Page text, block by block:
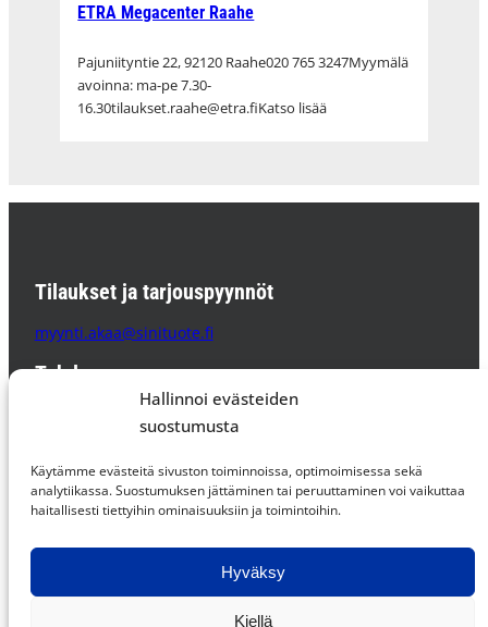
Hallinnoi evästeiden
suostumusta
Käytämme evästeitä sivuston toiminnoissa, optimoimisessa sekä
analytiikassa. Suostumuksen jättäminen tai peruuttaminen voi vaikuttaa
haitallisesti tiettyihin ominaisuuksiin ja toimintoihin.
Hyväksy
Kiellä
ETRA Megacenter Raahe
Pajuniityntie 22, 92120 Raahe020 765 3247Myymälä
avoinna: ma-pe 7.30-
16.30tilaukset.raahe@etra.fiKatso lisää
Tilaukset ja tarjouspyynnöt
myynti.akaa@sinituote.fi
Tehdas
Pätsiniementie 65
37800 AKAA
PL 85 37801 AKAA
Supplier Code of Conduct »